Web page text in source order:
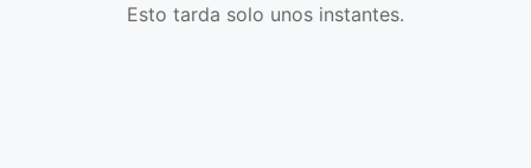
Esto tarda solo unos instantes.